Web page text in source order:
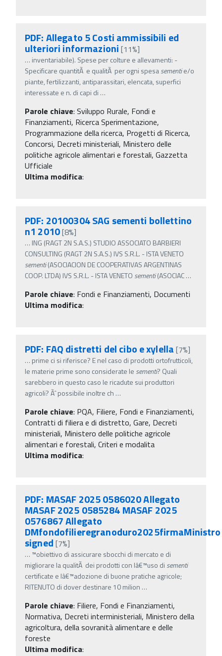
PDF: Allegato 5 Costi ammissibili ed
ulteriori informazioni [11%]
… inventariabile). Spese per colture e allevamenti: -
Specificare quantitÃ e qualitÃ per ogni spesasementie/o
piante, fertilizzanti, antiparassitari, elencata, superfici
interessate e n. di capi di …
Parole chiave: Sviluppo Rurale, Fondi e
Finanziamenti, Ricerca Sperimentazione,
Programmazione della ricerca, Progetti di Ricerca,
Concorsi, Decreti ministeriali, Ministero delle
politiche agricole alimentari e forestali, Gazzetta
Ufficiale
Ultima modifica:
PDF: 20100304 SAG sementi bollettino
n1 2010[8%]
… ING (RAGT 2N S.A.S.) STUDIO ASSOCIATO BARBIERI
CONSULTING (RAGT 2N S.A.S.) IVS S.R.L. - ISTA VENETO
sementi(ASOCIACION DE COOPERATIVAS ARGENTINAS
COOP. LTDA) IVS S.R.L. - ISTA VENETO sementi(ASOCIAC…
Parole chiave: Fondi e Finanziamenti, Documenti
Ultima modifica:
PDF: FAQ distretti del cibo e xylella [7%]
… prime ci si riferisce? E nel caso di prodotti ortofrutticoli,
le materie prime sono considerate le sementi? Quali
sarebbero in questo caso le ricadute sui produttori
agricoli? Ãˆ possibile inoltre ch …
Parole chiave: PQA, Filiere, Fondi e Finanziamenti,
Contratti di filiera e di distretto, Gare, Decreti
ministeriali, Ministero delle politiche agricole
alimentari e forestali, Criteri e modalita
Ultima modifica:
PDF: MASAF 2025 0586020 Allegato
MASAF 2025 0585284 MASAF 2025
0576867 Allegato
DMfondofilieregranoduro2025firmaMinistro
signed [7%]
… ™obiettivo di assicurare sbocchi di mercato e di
migliorare la qualitÃ dei prodotti con lâ€™uso di sementi
certificate e lâ€™adozione di buone pratiche agricole;
RITENUTO di dover destinare 10 milion …
Parole chiave: Filiere, Fondi e Finanziamenti,
Normativa, Decreti interministeriali, Ministero della
agricoltura, della sovranità alimentare e delle
foreste
Ultima modifica: